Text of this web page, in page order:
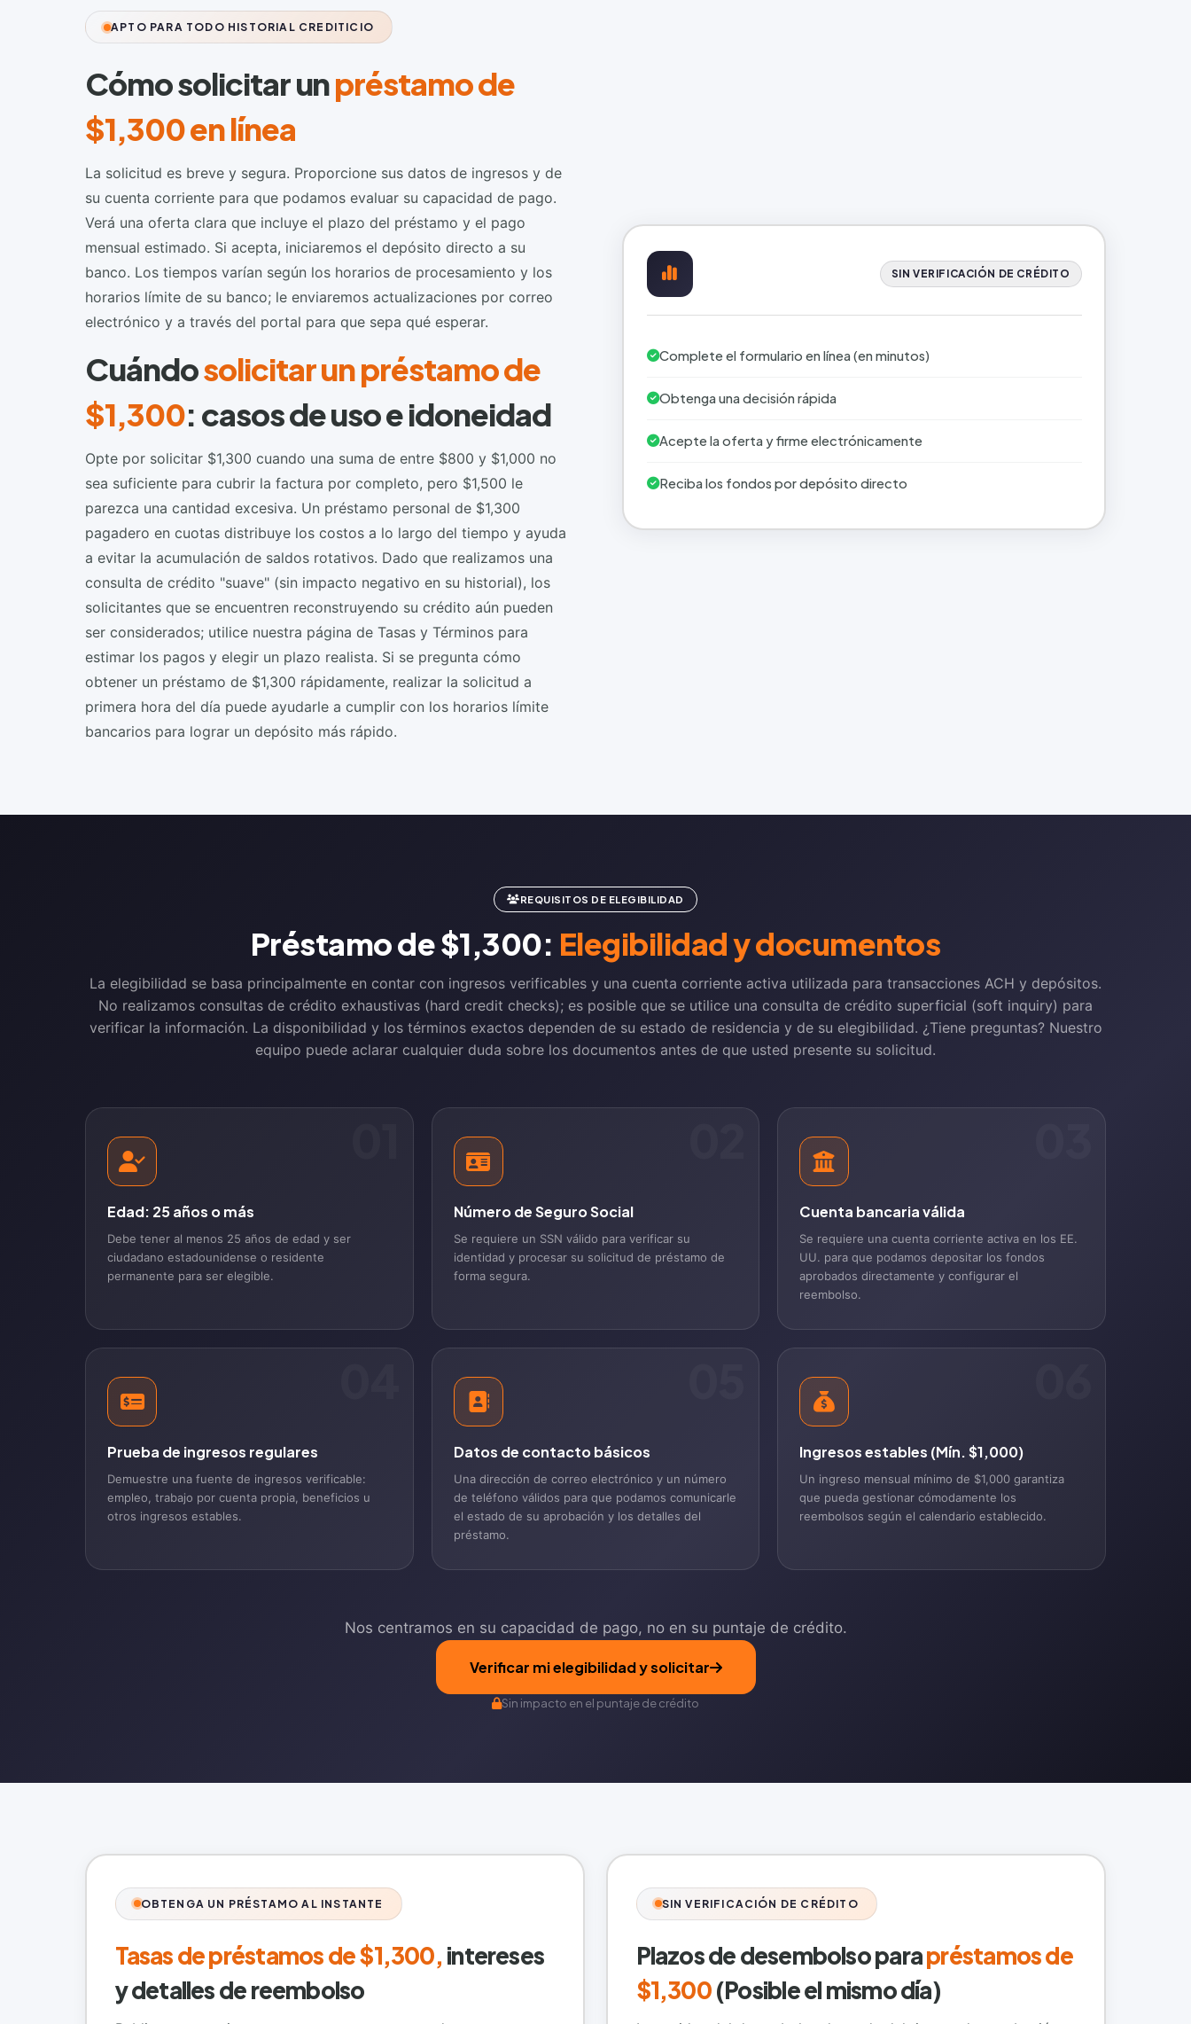
SIN VERIFICACIÓN DE CRÉDITO
Complete el formulario en línea (en minutos)
Obtenga una decisión rápida
Acepte la oferta y firme electrónicamente
Reciba los fondos por depósito directo
APTO PARA TODO HISTORIAL CREDITICIO
Cómo solicitar unpréstamo de
$1,300 en línea
La solicitud es breve y segura. Proporcione sus datos de ingresos y de
su cuenta corriente para que podamos evaluar su capacidad de pago.
Verá una oferta clara que incluye el plazo del préstamo y el pago
mensual estimado. Si acepta, iniciaremos el depósito directo a su
banco. Los tiempos varían según los horarios de procesamiento y los
horarios límite de su banco; le enviaremos actualizaciones por correo
electrónico y a través del portal para que sepa qué esperar.
Cuándosolicitar un préstamo de
$1,300: casos de uso e idoneidad
Opte por solicitar $1,300 cuando una suma de entre $800 y $1,000 no
sea suficiente para cubrir la factura por completo, pero $1,500 le
parezca una cantidad excesiva. Un préstamo personal de $1,300
pagadero en cuotas distribuye los costos a lo largo del tiempo y ayuda
a evitar la acumulación de saldos rotativos. Dado que realizamos una
consulta de crédito "suave" (sin impacto negativo en su historial), los
solicitantes que se encuentren reconstruyendo su crédito aún pueden
ser considerados; utilice nuestra página de Tasas y Términos para
estimar los pagos y elegir un plazo realista. Si se pregunta cómo
obtener un préstamo de $1,300 rápidamente, realizar la solicitud a
primera hora del día puede ayudarle a cumplir con los horarios límite
bancarios para lograr un depósito más rápido.
REQUISITOS DE ELEGIBILIDAD
Préstamo de $1,300: Elegibilidad y documentos
La elegibilidad se basa principalmente en contar con ingresos verificables y una cuenta corriente activa utilizada para transacciones ACH y depósitos.
No realizamos consultas de crédito exhaustivas (hard credit checks); es posible que se utilice una consulta de crédito superficial (soft inquiry) para
verificar la información. La disponibilidad y los términos exactos dependen de su estado de residencia y de su elegibilidad. ¿Tiene preguntas? Nuestro
equipo puede aclarar cualquier duda sobre los documentos antes de que usted presente su solicitud.
Edad: 25 años o más
Debe tener al menos 25 años de edad y ser
ciudadano estadounidense o residente
permanente para ser elegible.
Número de Seguro Social
Se requiere un SSN válido para verificar su
identidad y procesar su solicitud de préstamo de
forma segura.
Cuenta bancaria válida
Se requiere una cuenta corriente activa en los EE.
UU. para que podamos depositar los fondos
aprobados directamente y configurar el
reembolso.
Prueba de ingresos regulares
Demuestre una fuente de ingresos verificable:
empleo, trabajo por cuenta propia, beneficios u
otros ingresos estables.
Datos de contacto básicos
Una dirección de correo electrónico y un número
de teléfono válidos para que podamos comunicarle
el estado de su aprobación y los detalles del
préstamo.
Ingresos estables (Mín. $1,000)
Un ingreso mensual mínimo de $1,000 garantiza
que pueda gestionar cómodamente los
reembolsos según el calendario establecido.
Nos centramos en su capacidad de pago, no en su puntaje de crédito.
Verificar mi elegibilidad y solicitar
Sin impacto en el puntaje de crédito
OBTENGA UN PRÉSTAMO AL INSTANTE
Tasas de préstamos de $1,300, intereses
y detalles de reembolso
SIN VERIFICACIÓN DE CRÉDITO
Plazos de desembolso parapréstamos de
$1,300(Posible el mismo día)